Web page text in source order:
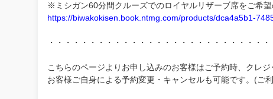
※ミシガン60分間クルーズでのロイヤルリザーブ席をご希
https://biwakokisen.book.ntmg.com/products/dca4a5b1-
・・・・・・・・・・・・・・・・・・・・・・・・・・・
こちらのページよりお申し込みのお客様はご予約時、クレ
お客様ご自身による予約変更・キャンセルも可能です。(ご